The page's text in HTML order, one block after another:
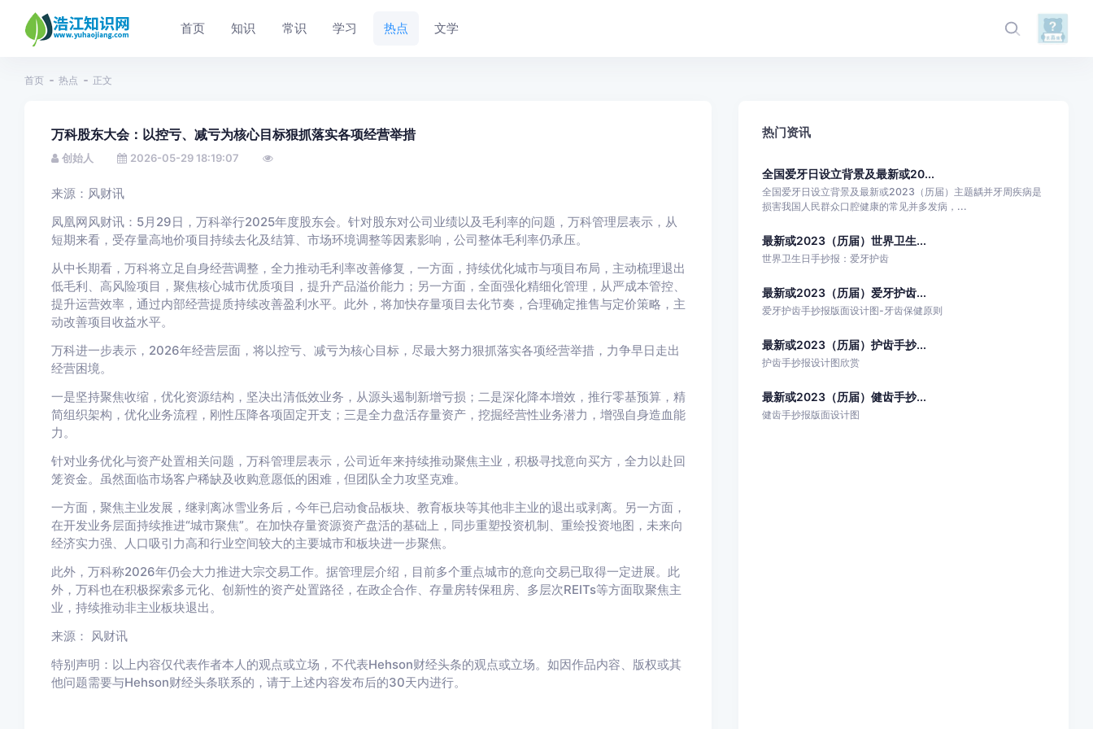
首页 知识 常识 学习 热点 文学
首页 热点 正文
万科股东大会：以控亏、减亏为核心目标狠抓落实各项经营举措
创始人 2026-05-29 18:19:07
来源：风财讯
凤凰网风财讯：5月29日，万科举行2025年度股东会。针对股东对公司业绩以及毛利率的问题，万科管理层表示，从
短期来看，受存量高地价项目持续去化及结算、市场环境调整等因素影响，公司整体毛利率仍承压。
从中长期看，万科将立足自身经营调整，全力推动毛利率改善修复，一方面，持续优化城市与项目布局，主动梳理退出
低毛利、高风险项目，聚焦核心城市优质项目，提升产品溢价能力；另一方面，全面强化精细化管理，从严成本管控、
提升运营效率，通过内部经营提质持续改善盈利水平。此外，将加快存量项目去化节奏，合理确定推售与定价策略，主
动改善项目收益水平。
万科进一步表示，2026年经营层面，将以控亏、减亏为核心目标，尽最大努力狠抓落实各项经营举措，力争早日走出
经营困境。
一是坚持聚焦收缩，优化资源结构，坚决出清低效业务，从源头遏制新增亏损；二是深化降本增效，推行零基预算，精
简组织架构，优化业务流程，刚性压降各项固定开支；三是全力盘活存量资产，挖掘经营性业务潜力，增强自身造血能
力。
针对业务优化与资产处置相关问题，万科管理层表示，公司近年来持续推动聚焦主业，积极寻找意向买方，全力以赴回
笼资金。虽然面临市场客户稀缺及收购意愿低的困难，但团队全力攻坚克难。
一方面，聚焦主业发展，继剥离冰雪业务后，今年已启动食品板块、教育板块等其他非主业的退出或剥离。另一方面，
在开发业务层面持续推进“城市聚焦”。在加快存量资源资产盘活的基础上，同步重塑投资机制、重绘投资地图，未来向
经济实力强、人口吸引力高和行业空间较大的主要城市和板块进一步聚焦。
此外，万科称2026年仍会大力推进大宗交易工作。据管理层介绍，目前多个重点城市的意向交易已取得一定进展。此
外，万科也在积极探索多元化、创新性的资产处置路径，在政企合作、存量房转保租房、多层次REITs等方面取聚焦主
业，持续推动非主业板块退出。
来源： 风财讯
特别声明：以上内容仅代表作者本人的观点或立场，不代表Hehson财经头条的观点或立场。如因作品内容、版权或其
他问题需要与Hehson财经头条联系的，请于上述内容发布后的30天内进行。
热门资讯
全国爱牙日设立背景及最新或20...
全国爱牙日设立背景及最新或2023（历届）主题龋并牙周疾病是
损害我国人民群众口腔健康的常见并多发病，...
最新或2023（历届）世界卫生...
世界卫生日手抄报：爱牙护齿
最新或2023（历届）爱牙护齿...
爱牙护齿手抄报版面设计图-牙齿保健原则
最新或2023（历届）护齿手抄...
护齿手抄报设计图欣赏
最新或2023（历届）健齿手抄...
健齿手抄报版面设计图